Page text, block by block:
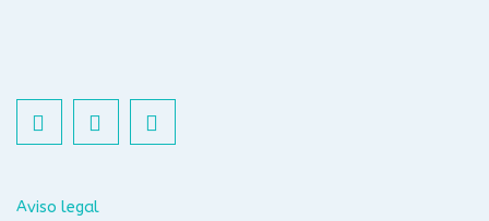
Aviso legal